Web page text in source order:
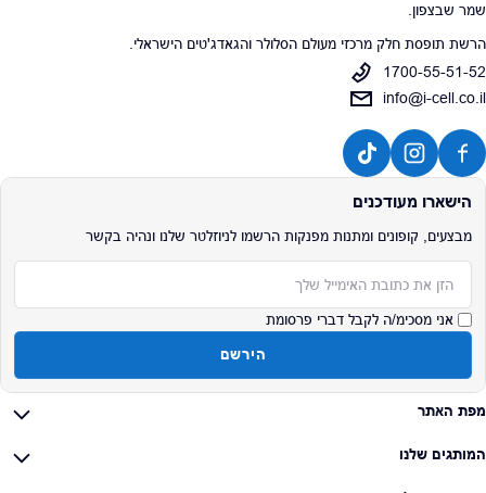
שמר שבצפון.
הרשת תופסת חלק מרכזי מעולם הסלולר והגאדג'טים הישראלי.
1700-55-51-52
info@i-cell.co.il
הישארו מעודכנים
מבצעים, קופונים ומתנות מפנקות הרשמו לניוזלטר שלנו ונהיה בקשר
אימייל
אני מסכימ/ה לקבל דברי פרסומת
הירשם
מפת האתר
המותגים שלנו